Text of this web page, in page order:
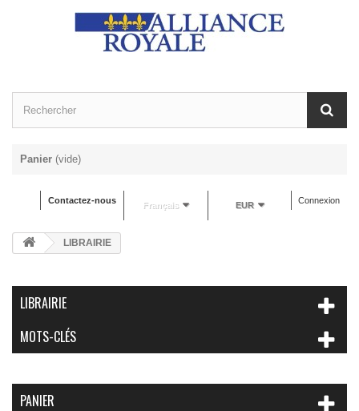
Panier (vide)
Connexion
EUR
Français
Contactez-nous
LIBRAIRIE
LIBRAIRIE
MOTS-CLÉS
PANIER